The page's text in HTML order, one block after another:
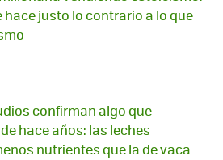
hace justo lo contrario a lo que
confirman algo que
hace años: las leches
nutrientes que la de vaca